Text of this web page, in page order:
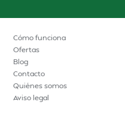
Cómo funciona
Ofertas
Blog
Contacto
Quiénes somos
Aviso legal